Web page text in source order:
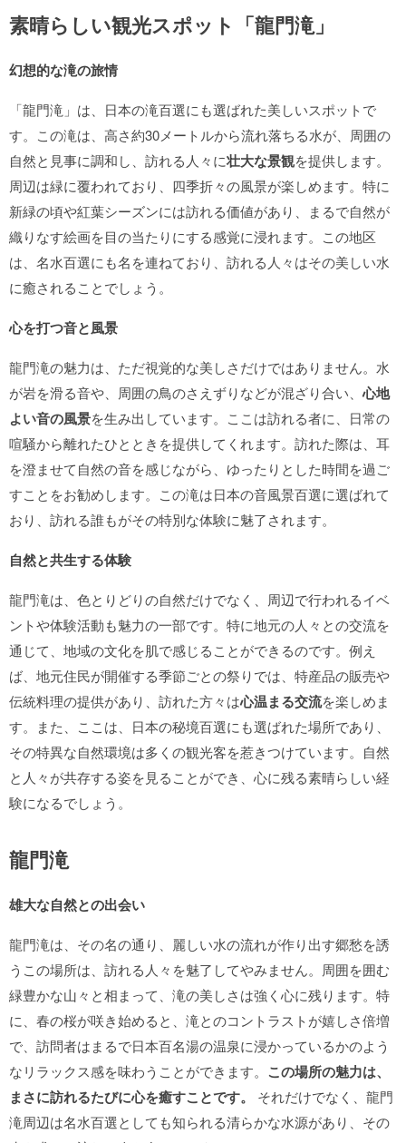
素晴らしい観光スポット「龍門滝」
幻想的な滝の旅情
「龍門滝」は、日本の滝百選にも選ばれた美しいスポットで
す。この滝は、高さ約30メートルから流れ落ちる水が、周囲の
自然と見事に調和し、訪れる人々に壮大な景観を提供します。
周辺は緑に覆われており、四季折々の風景が楽しめます。特に
新緑の頃や紅葉シーズンには訪れる価値があり、まるで自然が
織りなす絵画を目の当たりにする感覚に浸れます。この地区
は、名水百選にも名を連ねており、訪れる人々はその美しい水
に癒されることでしょう。
心を打つ音と風景
龍門滝の魅力は、ただ視覚的な美しさだけではありません。水
が岩を滑る音や、周囲の鳥のさえずりなどが混ざり合い、心地
よい音の風景を生み出しています。ここは訪れる者に、日常の
喧騒から離れたひとときを提供してくれます。訪れた際は、耳
を澄ませて自然の音を感じながら、ゆったりとした時間を過ご
すことをお勧めします。この滝は日本の音風景百選に選ばれて
おり、訪れる誰もがその特別な体験に魅了されます。
自然と共生する体験
龍門滝は、色とりどりの自然だけでなく、周辺で行われるイベ
ントや体験活動も魅力の一部です。特に地元の人々との交流を
通じて、地域の文化を肌で感じることができるのです。例え
ば、地元住民が開催する季節ごとの祭りでは、特産品の販売や
伝統料理の提供があり、訪れた方々は心温まる交流を楽しめま
す。また、ここは、日本の秘境百選にも選ばれた場所であり、
その特異な自然環境は多くの観光客を惹きつけています。自然
と人々が共存する姿を見ることができ、心に残る素晴らしい経
験になるでしょう。
龍門滝
雄大な自然との出会い
龍門滝は、その名の通り、麗しい水の流れが作り出す郷愁を誘
うこの場所は、訪れる人々を魅了してやみません。周囲を囲む
緑豊かな山々と相まって、滝の美しさは強く心に残ります。特
に、春の桜が咲き始めると、滝とのコントラストが嬉しさ倍増
で、訪問者はまるで日本百名湯の温泉に浸かっているかのよう
なリラックス感を味わうことができます。 この場所の魅力は、
まさに訪れるたびに心を癒すことです。
それだけでなく、龍門
滝周辺は名水百選としても知られる清らかな水源があり、その